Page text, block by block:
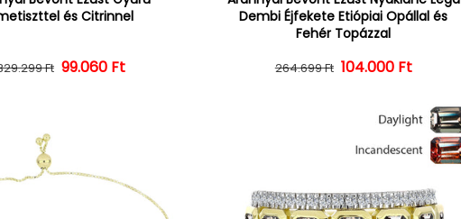
és Citrinnel
Normál ár
Ft Kedvezményes ár
99.060 Ft
Dembi Éjfekete Etiópiai Opállal és
Fehér Topázzal
Normál ár
264.699 Ft Kedvezményes ár
104.000 Ft